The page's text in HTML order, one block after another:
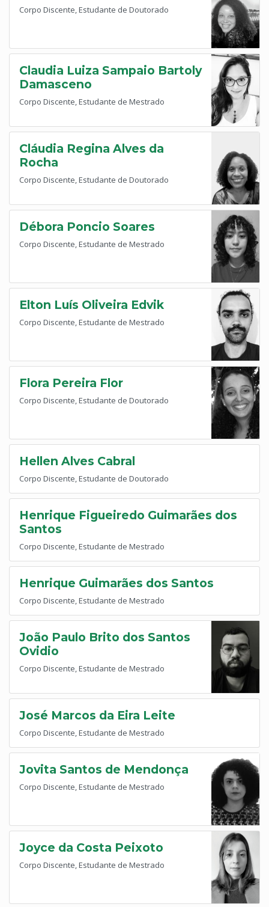
Corpo Discente, Estudante de Doutorado
Claudia Luiza Sampaio Bartoly
Damasceno
Corpo Discente, Estudante de Mestrado
Cláudia Regina Alves da
Rocha
Corpo Discente, Estudante de Doutorado
Débora Poncio Soares
Corpo Discente, Estudante de Mestrado
Elton Luís Oliveira Edvik
Corpo Discente, Estudante de Mestrado
Flora Pereira Flor
Corpo Discente, Estudante de Doutorado
Hellen Alves Cabral
Corpo Discente, Estudante de Doutorado
Henrique Figueiredo Guimarães dos
Santos
Corpo Discente, Estudante de Mestrado
Henrique Guimarães dos Santos
Corpo Discente, Estudante de Mestrado
João Paulo Brito dos Santos
Ovidio
Corpo Discente, Estudante de Mestrado
José Marcos da Eira Leite
Corpo Discente, Estudante de Mestrado
Jovita Santos de Mendonça
Corpo Discente, Estudante de Mestrado
Joyce da Costa Peixoto
Corpo Discente, Estudante de Mestrado